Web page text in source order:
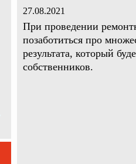
27.08.2021
При проведении
позаботиться про
результата, который
собственников.